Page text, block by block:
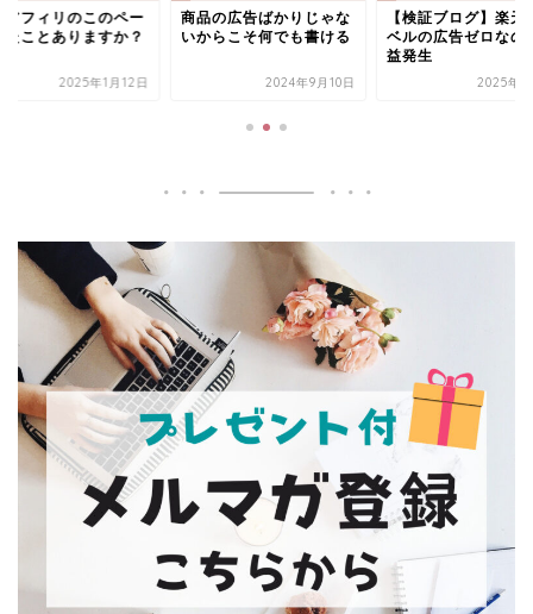
アフィリのこのペー
たことありますか？
2025年1月12日
商品の広告ばかりじゃな
いからこそ何でも書ける
2024年9月10日
【検証ブログ】楽天
ベルの広告ゼロなの
益発生
2025年5